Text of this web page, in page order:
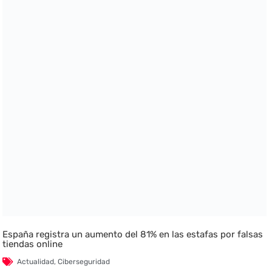
España registra un aumento del 81% en las estafas por falsas
tiendas online
Actualidad,Ciberseguridad